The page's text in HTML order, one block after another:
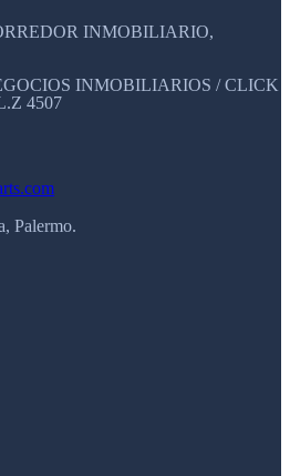
INMOBILIARIO,
INMOBILIARIOS / CLICK
4507
Palermo.